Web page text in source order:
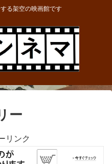
る架空の映画館です
ー
リンク